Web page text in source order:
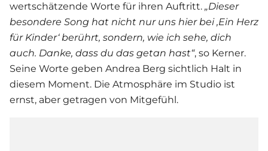
wertschätzende Worte für ihren Auftritt. „Dieser
besondere Song hat nicht nur uns hier bei ‚Ein Herz
für Kinder‘ berührt, sondern, wie ich sehe, dich
auch. Danke, dass du das getan hast“, so Kerner.
Seine Worte geben Andrea Berg sichtlich Halt in
diesem Moment. Die Atmosphäre im Studio ist
ernst, aber getragen von Mitgefühl.